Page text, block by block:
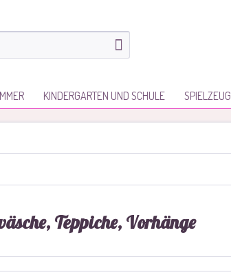
KINDERGARTEN UND SCHULE SPIELZEUG
Teppiche, Vorhänge